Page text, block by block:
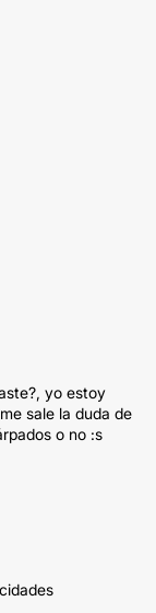
yo estoy
sale la duda de
o no :s